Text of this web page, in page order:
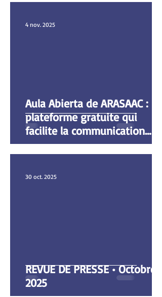
Aula Abierta de ARASAAC : la
plateforme gratuite qui
facilite la communication
pour tous
4 nov. 2025
REVUE DE PRESSE • Octobre
2025
30 oct. 2025